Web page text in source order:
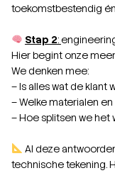
toekomstbestendig
Stap 2:
Hier begint onze
We denken mee:
– Is alles wat de klant
– Welke materialen
– Hoe splitsen we
Al deze
technische tekening.